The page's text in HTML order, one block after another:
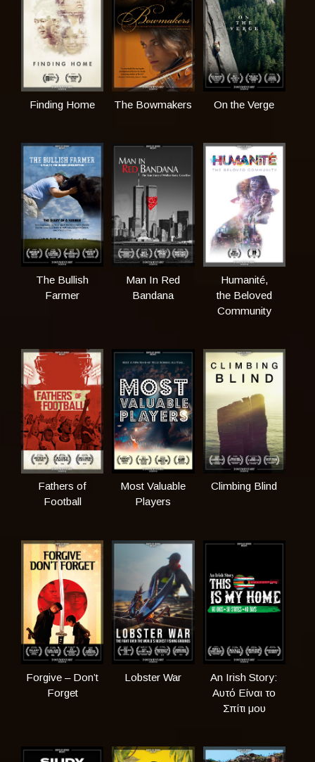
Finding Home The Bowmakers On the Verge
The Bullish
Farmer
Man In Red
Bandana
Humanité,
the Beloved
Community
Fathers of
Football
Most Valuable
Players
Climbing Blind
Forgive – Don’t
Forget
Lobster War
An Irish Story:
Αυτό Είναι το
Σπίτι μου